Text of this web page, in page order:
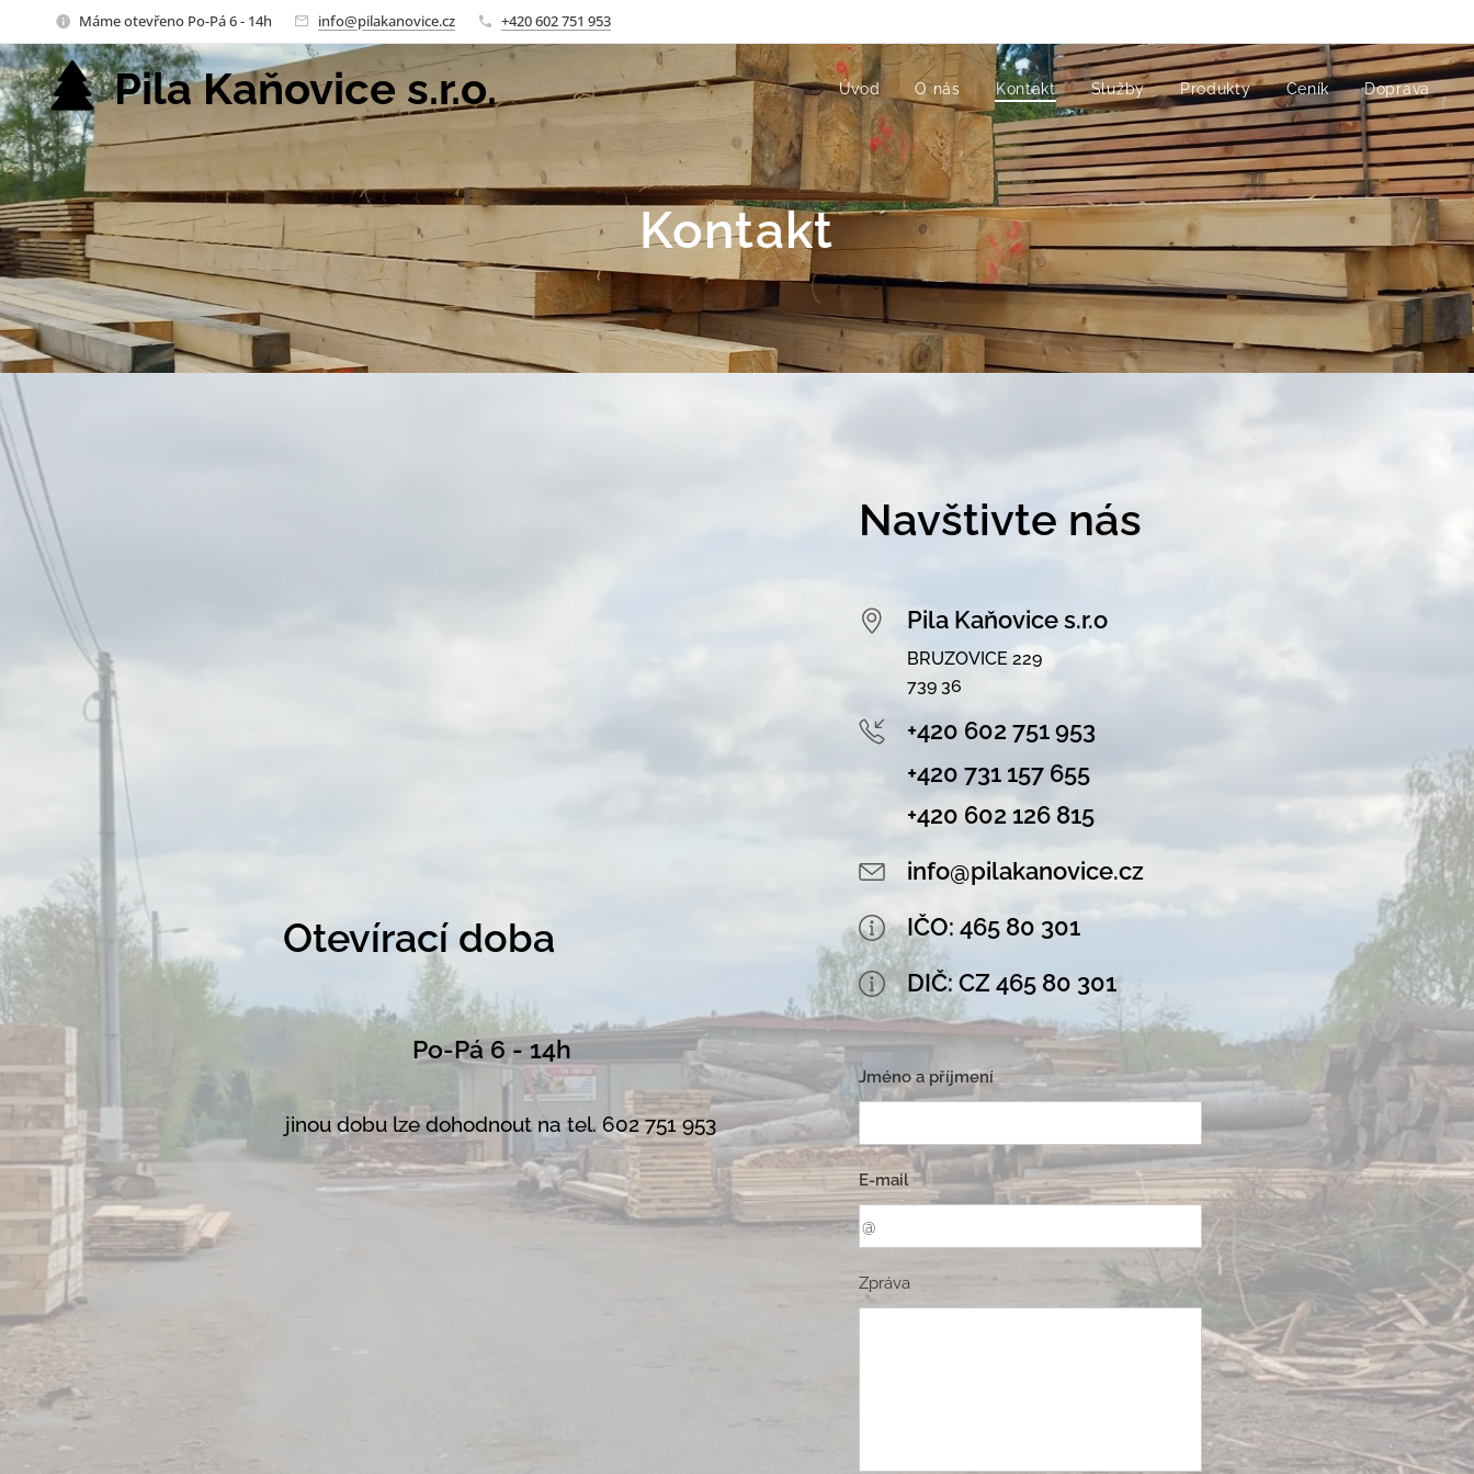
Máme otevřeno Po-Pá 6 - 14h info@pilakanovice.cz +420 602 751 953
Pila Kaňovice s.r.o. Úvod O nás Kontakt Služby Produkty Ceník Doprava
Kontakt
Otevírací doba
Po-Pá 6 - 14h
jinou dobu lze dohodnout na tel. 602 751 953
Navštivte nás
Pila Kaňovice s.r.o
BRUZOVICE 229
739 36
+420 602 751 953
+420 731 157 655
+420 602 126 815
info@pilakanovice.cz
IČO: 465 80 301
DIČ: CZ 465 80 301
Jméno a příjmení
E-mail
Zpráva